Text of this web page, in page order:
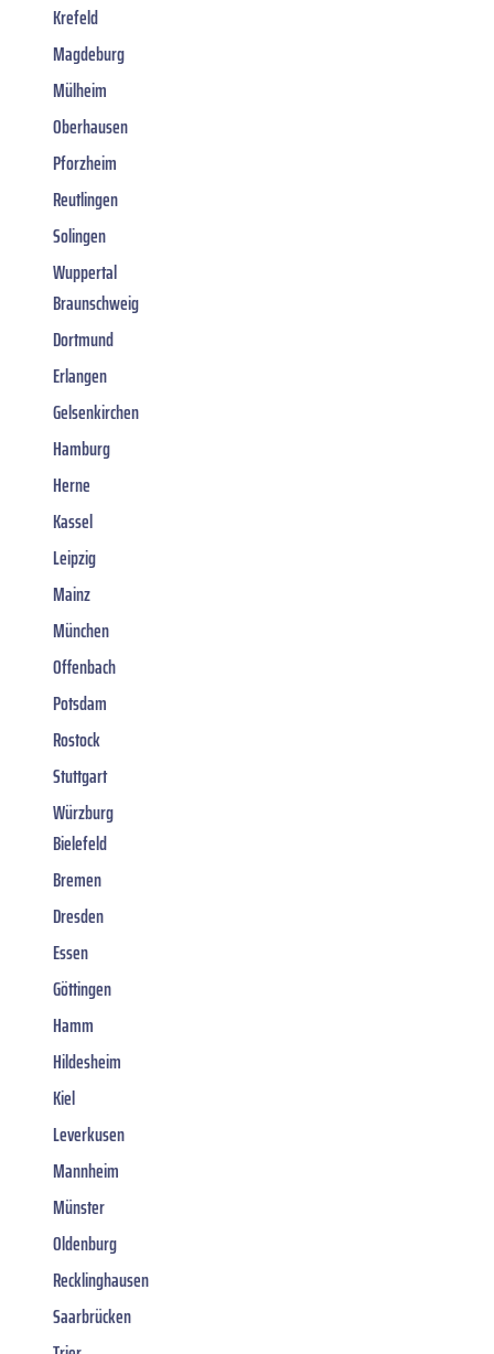
Krefeld
Magdeburg
Mülheim
Oberhausen
Pforzheim
Reutlingen
Solingen
Wuppertal
Braunschweig
Dortmund
Erlangen
Gelsenkirchen
Hamburg
Herne
Kassel
Leipzig
Mainz
München
Offenbach
Potsdam
Rostock
Stuttgart
Würzburg
Bielefeld
Bremen
Dresden
Essen
Göttingen
Hamm
Hildesheim
Kiel
Leverkusen
Mannheim
Münster
Oldenburg
Recklinghausen
Saarbrücken